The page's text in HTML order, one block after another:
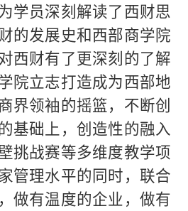
学员深刻解读了西财思
的发展史和西部商学院
西财有了更深刻的了解
院立志打造成为西部地
界领袖的摇篮，不断创
基础上，创造性的融入
挑战赛等多维度教学项
管理水平的同时，联合
做有温度的企业，做有